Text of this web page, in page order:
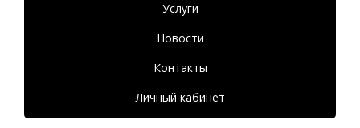
Услуги
Новости
Контакты
Личный кабинет